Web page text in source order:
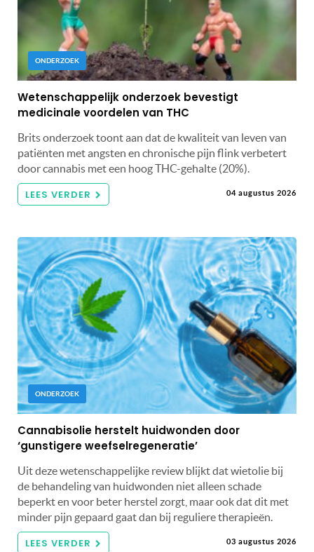
ONDERZOEK
Wetenschappelijk onderzoek bevestigt
medicinale voordelen van THC
Brits onderzoek toont aan dat de kwaliteit van leven van
patiënten met angsten en chronische pijn flink verbetert
door cannabis met een hoog THC-gehalte (20%).
LEES VERDER 04 augustus 2026
ONDERZOEK
Cannabisolie herstelt huidwonden door
‘gunstigere weefselregeneratie’
Uit deze wetenschappelijke review blijkt dat wietolie bij
de behandeling van huidwonden niet alleen schade
beperkt en voor beter herstel zorgt, maar ook dat dit met
minder pijn gepaard gaat dan bij reguliere therapieën.
LEES VERDER 03 augustus 2026